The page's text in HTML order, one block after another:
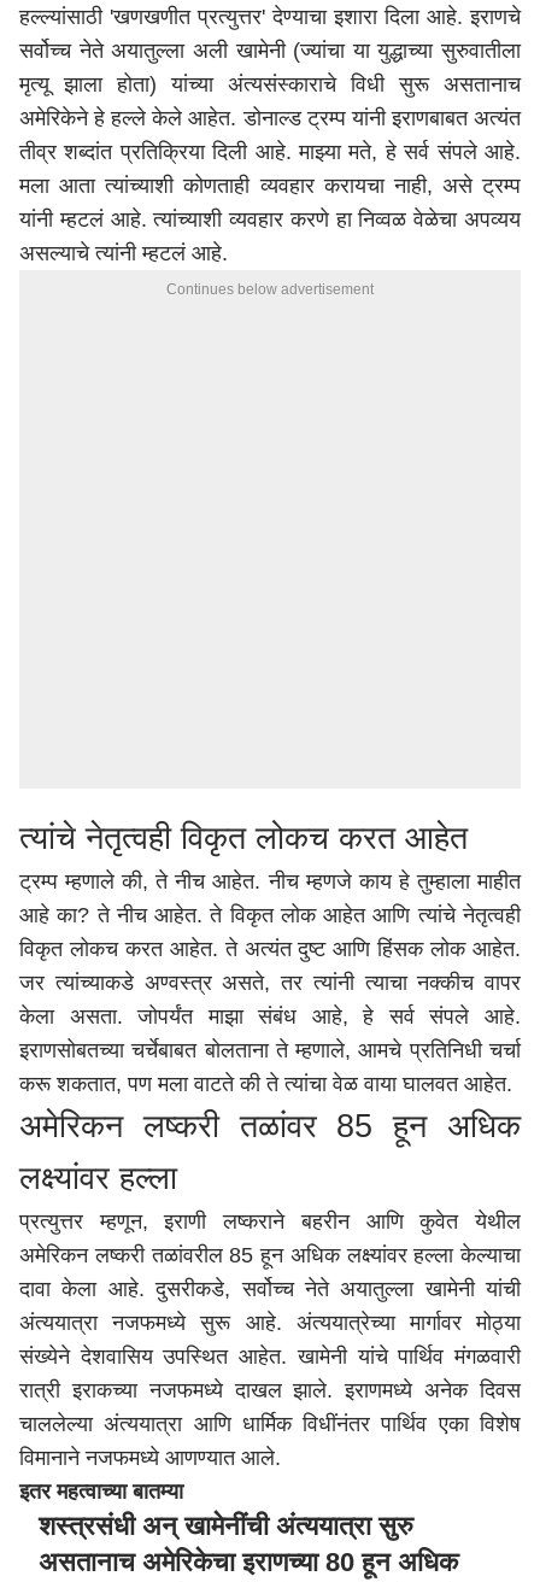
हल्ल्यांसाठी 'खणखणीत प्रत्युत्तर' देण्याचा इशारा दिला आहे. इराणचे
सर्वोच्च नेते अयातुल्ला अली खामेनी (ज्यांचा या युद्धाच्या सुरुवातीला
मृत्यू झाला होता) यांच्या अंत्यसंस्काराचे विधी सुरू असतानाच
अमेरिकेने हे हल्ले केले आहेत. डोनाल्ड ट्रम्प यांनी इराणबाबत अत्यंत
तीव्र शब्दांत प्रतिक्रिया दिली आहे. माझ्या मते, हे सर्व संपले आहे.
मला आता त्यांच्याशी कोणताही व्यवहार करायचा नाही, असे ट्रम्प
यांनी म्हटलं आहे. त्यांच्याशी व्यवहार करणे हा निव्वळ वेळेचा अपव्यय
असल्याचे त्यांनी म्हटलं आहे.
Continues below advertisement
त्यांचे नेतृत्वही विकृत लोकच करत आहेत
ट्रम्प म्हणाले की, ते नीच आहेत. नीच म्हणजे काय हे तुम्हाला माहीत
आहे का? ते नीच आहेत. ते विकृत लोक आहेत आणि त्यांचे नेतृत्वही
विकृत लोकच करत आहेत. ते अत्यंत दुष्ट आणि हिंसक लोक आहेत.
जर त्यांच्याकडे अण्वस्त्र असते, तर त्यांनी त्याचा नक्कीच वापर
केला असता. जोपर्यंत माझा संबंध आहे, हे सर्व संपले आहे.
इराणसोबतच्या चर्चेबाबत बोलताना ते म्हणाले, आमचे प्रतिनिधी चर्चा
करू शकतात, पण मला वाटते की ते त्यांचा वेळ वाया घालवत आहेत.
अमेरिकन लष्करी तळांवर 85 हून अधिक
लक्ष्यांवर हल्ला
प्रत्युत्तर म्हणून, इराणी लष्कराने बहरीन आणि कुवेत येथील
अमेरिकन लष्करी तळांवरील 85 हून अधिक लक्ष्यांवर हल्ला केल्याचा
दावा केला आहे. दुसरीकडे, सर्वोच्च नेते अयातुल्ला खामेनी यांची
अंत्ययात्रा नजफमध्ये सुरू आहे. अंत्ययात्रेच्या मार्गावर मोठ्या
संख्येने देशवासिय उपस्थित आहेत. खामेनी यांचे पार्थिव मंगळवारी
रात्री इराकच्या नजफमध्ये दाखल झाले. इराणमध्ये अनेक दिवस
चाललेल्या अंत्ययात्रा आणि धार्मिक विधींनंतर पार्थिव एका विशेष
विमानाने नजफमध्ये आणण्यात आले.
इतर महत्वाच्या बातम्या
शस्त्रसंधी अन् खामेनींची अंत्ययात्रा सुरु
असतानाच अमेरिकेचा इराणच्या 80 हून अधिक